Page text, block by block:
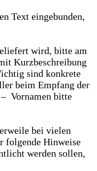
Text eingebunden,
wird, bitte am
Kurzbeschreibung
sind konkrete
beim Empfang der
Vornamen bitte
bei vielen
folgende Hinweise
werden sollen,